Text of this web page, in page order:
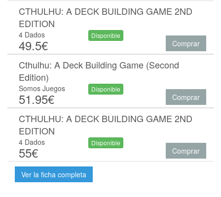
CTHULHU: A DECK BUILDING GAME 2ND
EDITION
4 Dados
49.5€
Disponible
Comprar
Cthulhu: A Deck Building Game (Second
Edition)
Somos Juegos
51.95€
Disponible
Comprar
CTHULHU: A DECK BUILDING GAME 2ND
EDITION
4 Dados
55€
Disponible
Comprar
Ver la ficha completa